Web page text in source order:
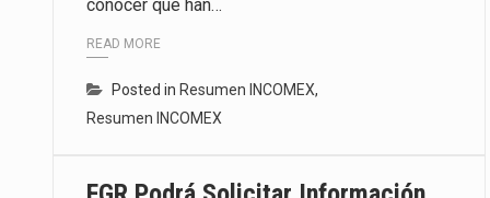
conocer que han…
READ MORE
Posted in Resumen INCOMEX,
Resumen INCOMEX